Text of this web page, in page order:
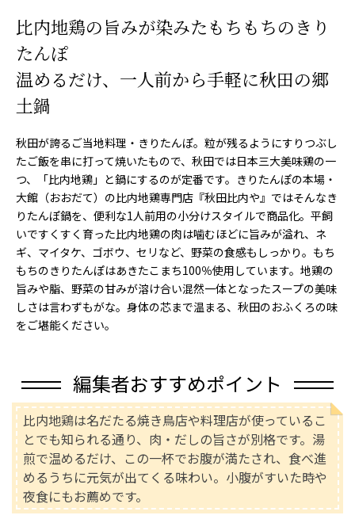
比内地鶏の旨みが染みたもちもちのきり
たんぽ
温めるだけ、一人前から手軽に秋田の郷
土鍋
秋田が誇るご当地料理・きりたんぽ。粒が残るようにすりつぶし
たご飯を串に打って焼いたもので、秋田では日本三大美味鶏の一
つ、「比内地鶏」と鍋にするのが定番です。きりたんぽの本場・
大館（おおだて）の比内地鶏専門店『秋田比内や』ではそんなき
りたんぽ鍋を、便利な1人前用の小分けスタイルで商品化。平飼
いですくすく育った比内地鶏の肉は噛むほどに旨みが溢れ、ネ
ギ、マイタケ、ゴボウ、セリなど、野菜の食感もしっかり。もち
もちのきりたんぽはあきたこまち100％使用しています。地鶏の
旨みや脂、野菜の甘みが溶け合い混然一体となったスープの美味
しさは言わずもがな。身体の芯まで温まる、秋田のおふくろの味
をご堪能ください。
編集者おすすめポイント
比内地鶏は名だたる焼き鳥店や料理店が使っているこ
とでも知られる通り、肉・だしの旨さが別格です。湯
煎で温めるだけ、この一杯でお腹が満たされ、食べ進
めるうちに元気が出てくる味わい。小腹がすいた時や
夜食にもお薦めです。